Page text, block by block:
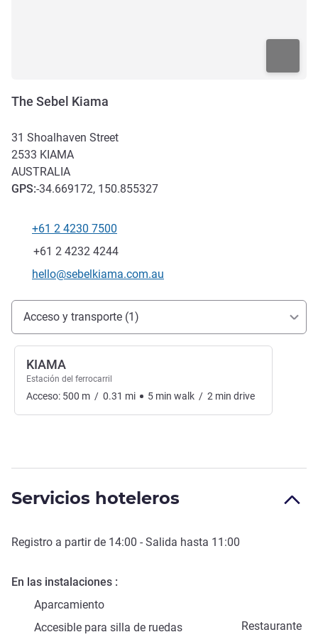
The Sebel Kiama
31 Shoalhaven Street
2533 KIAMA
AUSTRALIA
GPS:-34.669172, 150.855327
Teléfono
+61 2 4230 7500
Fax
+61 2 4232 4244
Correo electrónico de contacto
hello@sebelkiama.com.au
Acceso y transporte
Acceso y transporte (1)
KIAMA
Estación del ferrocarril
Acceso: 500 m / 0.31 mi 5 min walk / 2 min drive
Servicios hoteleros
Registro a partir de 14:00 - Salida hasta 11:00
En las instalaciones
Aparcamiento
Restaurante
Accesible para silla de ruedas